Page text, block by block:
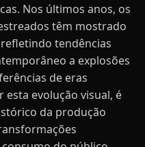
Nos últimos anos, os
têm mostrado
tendências
a explosões
de eras
esta evolução visual, é
da produção